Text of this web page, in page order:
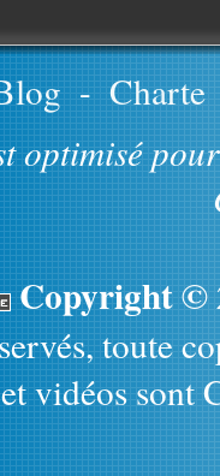
- Charte
optimisé
Copyright ©
toute
vidéos